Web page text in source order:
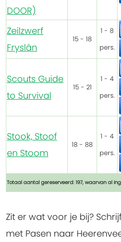
DOOR)
Zeilzwerf
Fryslân
15 - 18
1 - 8
pers.
Scouts Guide
to Survival
15 - 21
1 - 4
pers.
Stook, Stoof
en Stoom
18 - 88
1 - 4
pers.
Totaal aantal gereserveerd: 197, waarvan al
Zit er wat voor je bij?
met Pasen naar